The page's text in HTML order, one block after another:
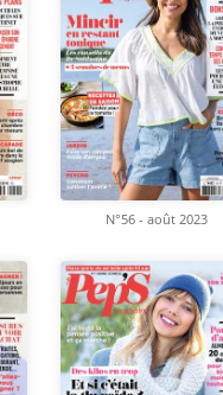
N°56 - août 2023